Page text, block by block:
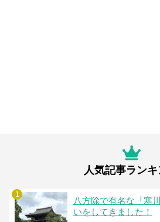
人気記事ラン
1
八方除で有名な「寒
いをしてきました！